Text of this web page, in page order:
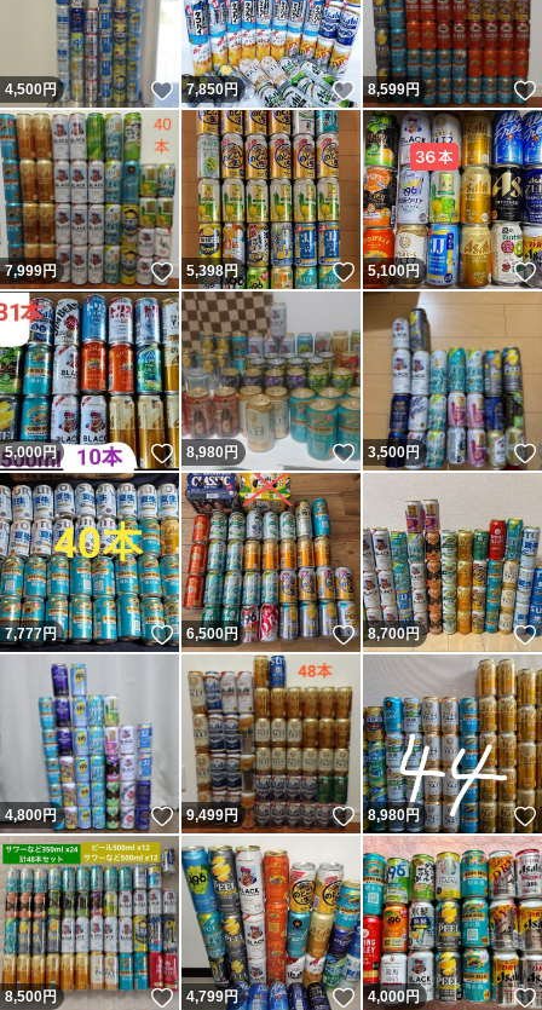
4,500円 いいね！
7,850円 いいね！
8,599円
7,999円 いいね！
5,398円 いいね！
5,100円
5,000円 いいね！
8,980円 いいね！
3,500円
7,777円 いいね！
6,500円 いいね！
8,700円
4,800円 いいね！
9,499円 いいね！
8,980円
8,500円 いいね！
4,799円 いいね！
4,000円